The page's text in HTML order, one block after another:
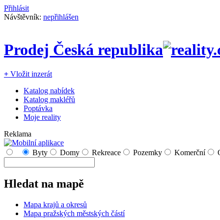
Přihlásit
Návštěvník: nepřihlášen
Prodej Česká republika
+ Vložit inzerát
Katalog nabídek
Katalog makléřů
Poptávka
Moje reality
Reklama
Byty Domy Rekreace Pozemky Komerční
Hledat na mapě
Mapa krajů a okresů
Mapa pražských městských částí